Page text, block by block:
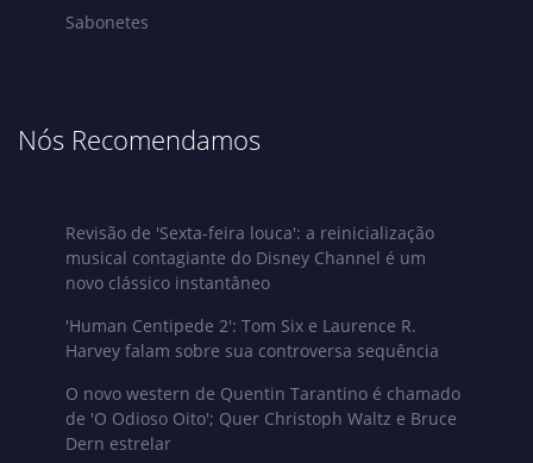
Sabonetes
Nós Recomendamos
Revisão de 'Sexta-feira louca': a reinicialização
musical contagiante do Disney Channel é um
novo clássico instantâneo
'Human Centipede 2': Tom Six e Laurence R.
Harvey falam sobre sua controversa sequência
O novo western de Quentin Tarantino é chamado
de 'O Odioso Oito'; Quer Christoph Waltz e Bruce
Dern estrelar